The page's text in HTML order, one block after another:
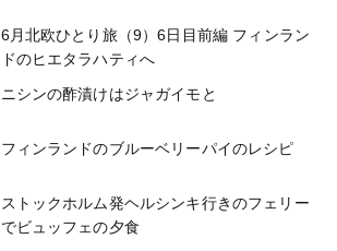
6月北欧ひとり旅（9）6日目前編 フィンラン
ドのヒエタラハティへ
ニシンの酢漬けはジャガイモと
フィンランドのブルーベリーパイのレシピ
ストックホルム発ヘルシンキ行きのフェリー
でビュッフェの夕食